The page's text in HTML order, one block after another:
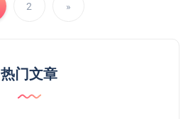
2 »
热门文章